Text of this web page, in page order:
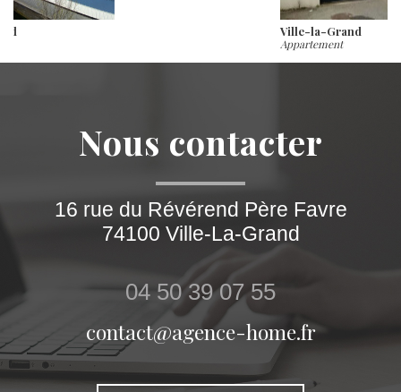
nous contacter
16 rue du Révérend Père Favre
74100 Ville-La-Grand
04 50 39 07 55
contact@agence-home.fr